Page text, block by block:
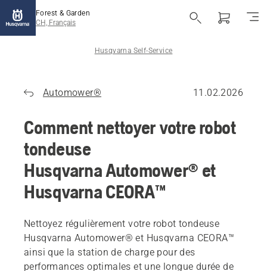
Forest & Garden
CH, Français
Husqvarna Self-Service
Automower® 11.02.2026
Comment nettoyer votre robot
tondeuse
Husqvarna Automower® et
Husqvarna CEORA™
Nettoyez régulièrement votre robot tondeuse
Husqvarna Automower® et Husqvarna CEORA™
ainsi que la station de charge pour des
performances optimales et une longue durée de